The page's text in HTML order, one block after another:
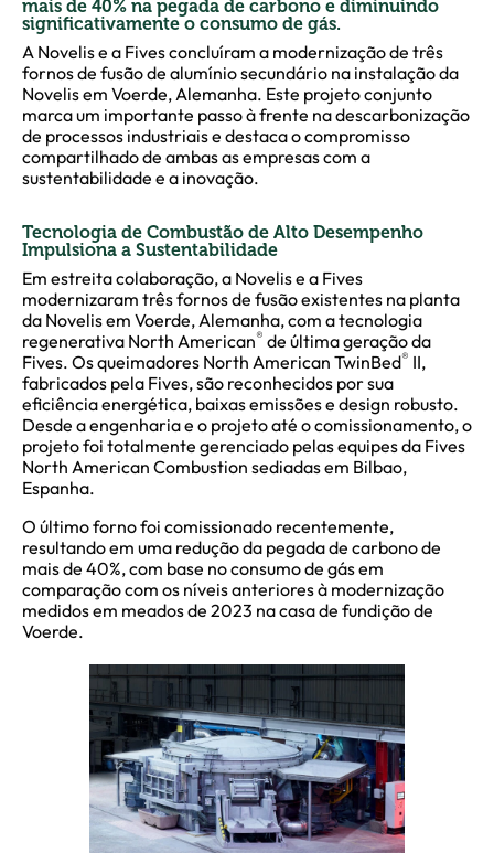
mais de 40% na pegada de carbono e diminuindo
significativamente o consumo de gás.
A Novelis e a Fives concluíram a modernização de três
fornos de fusão de alumínio secundário na instalação da
Novelis em Voerde, Alemanha. Este projeto conjunto
marca um importante passo à frente na descarbonização
de processos industriais e destaca o compromisso
compartilhado de ambas as empresas com a
sustentabilidade e a inovação.
Tecnologia de Combustão de Alto Desempenho
Impulsiona a Sustentabilidade
Em estreita colaboração, a Novelis e a Fives
modernizaram três fornos de fusão existentes na planta
da Novelis em Voerde, Alemanha, com a tecnologia
regenerativa North American® de última geração da
Fives. Os queimadores North American TwinBed® II,
fabricados pela Fives, são reconhecidos por sua
eficiência energética, baixas emissões e design robusto.
Desde a engenharia e o projeto até o comissionamento, o
projeto foi totalmente gerenciado pelas equipes da Fives
North American Combustion sediadas em Bilbao,
Espanha.
O último forno foi comissionado recentemente,
resultando em uma redução da pegada de carbono de
mais de 40%, com base no consumo de gás em
comparação com os níveis anteriores à modernização
medidos em meados de 2023 na casa de fundição de
Voerde.